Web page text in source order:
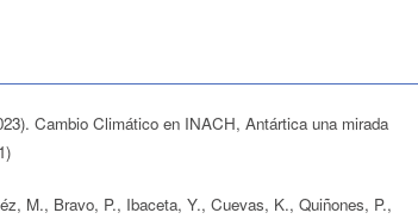
Cambio Climático en INACH, Antártica una mirada
M., Bravo, P., Ibaceta, Y., Cuevas, K., Quiñones, P.,